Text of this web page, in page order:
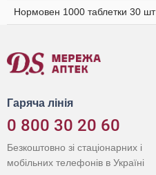
Нормовен 1000 таблетки 30 шт
Гаряча лінія
0 800 30 20 60
Безкоштовно зі стаціонарних і
мобільних телефонів в Україні